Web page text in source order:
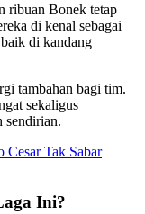
ribuan Bonek tetap
di kenal sebagai
di kandang
tambahan bagi tim.
sekaligus
sendirian.
Cesar Tak Sabar
Ini?